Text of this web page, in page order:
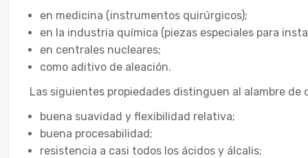
en medicina (instrumentos quirúrgicos);
en la industria química (piezas especiales para
en centrales nucleares;
como aditivo de aleación.
Las siguientes propiedades distinguen al alambre de
buena suavidad y flexibilidad relativa;
buena procesabilidad;
resistencia a casi todos los ácidos y álcalis;